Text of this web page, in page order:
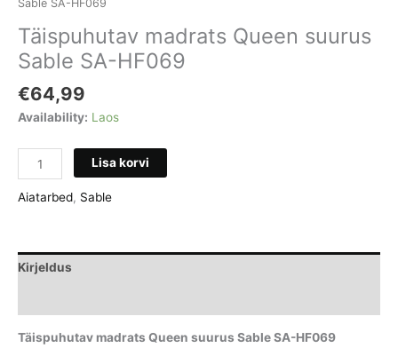
Sable SA-HF069
Täispuhutav madrats Queen suurus
Sable SA-HF069
€64,99
Availability: Laos
Täispuhutav
madrats
Queen
SA-
HF069
Lisa korvi
Aiatarbed, Sable
Kirjeldus
Täispuhutav madrats Queen suurus Sable SA-HF069